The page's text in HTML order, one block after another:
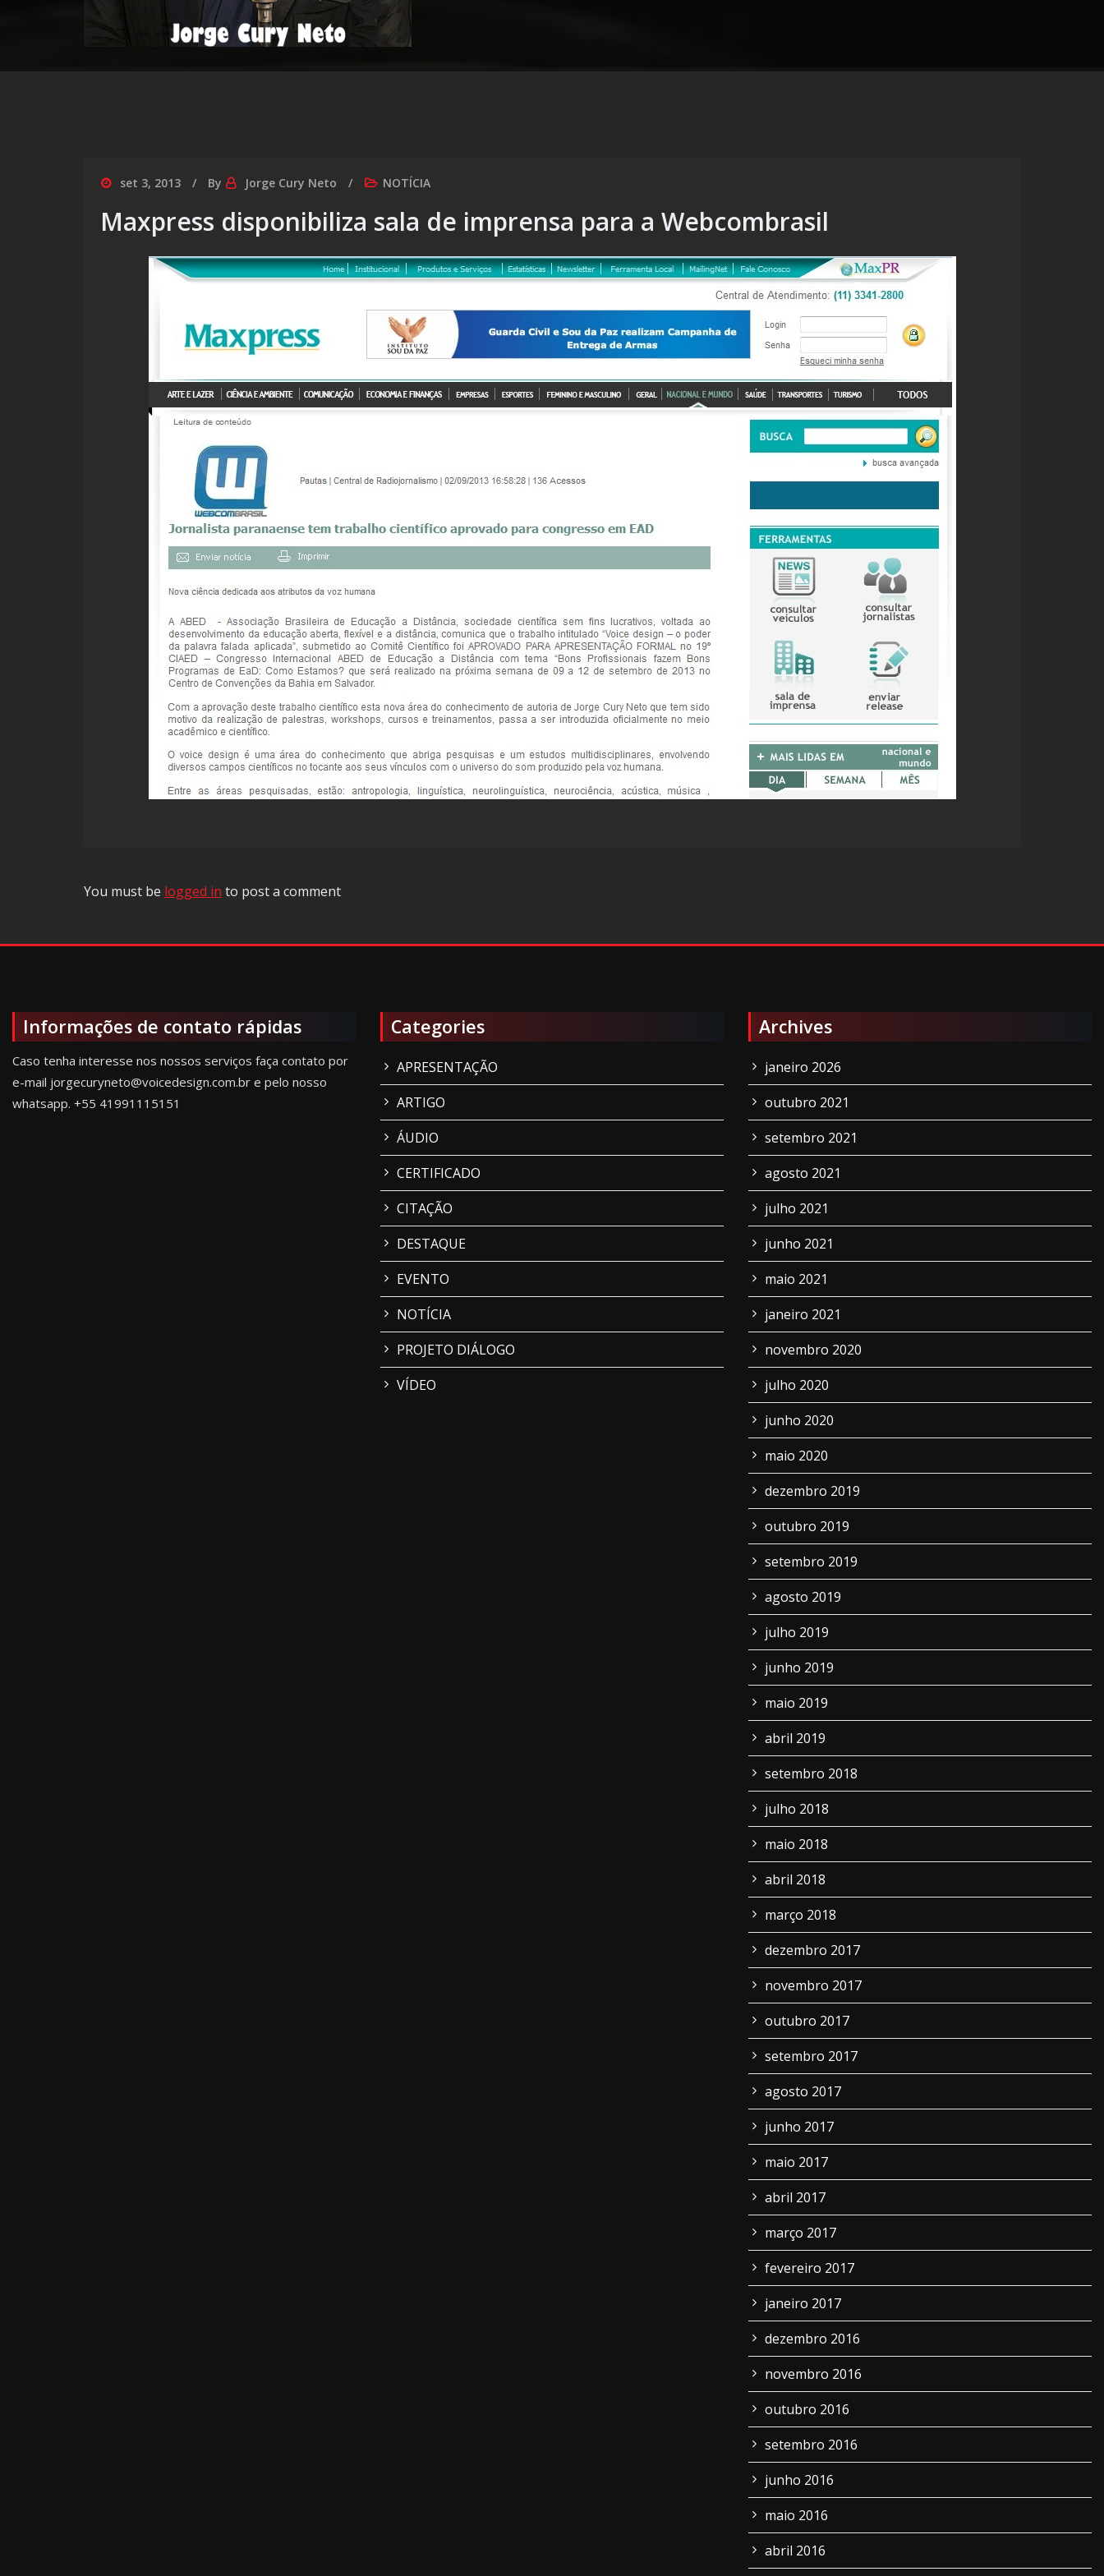
set 3, 2013 By Jorge Cury Neto NOTÍCIA
Maxpress disponibiliza sala de imprensa para a Webcombrasil
You must be logged in to post a comment
Informações de contato rápidas
Caso tenha interesse nos nossos serviços faça contato por
e-mail jorgecuryneto@voicedesign.com.br e pelo nosso
whatsapp. +55 41991115151
Categories
APRESENTAÇÃO
ARTIGO
ÁUDIO
CERTIFICADO
CITAÇÃO
DESTAQUE
EVENTO
NOTÍCIA
PROJETO DIÁLOGO
VÍDEO
Archives
janeiro 2026
outubro 2021
setembro 2021
agosto 2021
julho 2021
junho 2021
maio 2021
janeiro 2021
novembro 2020
julho 2020
junho 2020
maio 2020
dezembro 2019
outubro 2019
setembro 2019
agosto 2019
julho 2019
junho 2019
maio 2019
abril 2019
setembro 2018
julho 2018
maio 2018
abril 2018
março 2018
dezembro 2017
novembro 2017
outubro 2017
setembro 2017
agosto 2017
junho 2017
maio 2017
abril 2017
março 2017
fevereiro 2017
janeiro 2017
dezembro 2016
novembro 2016
outubro 2016
setembro 2016
junho 2016
maio 2016
abril 2016